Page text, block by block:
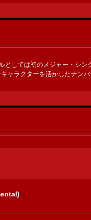
としては初のメジャー・シ
ャラクターを活かしたナンバ